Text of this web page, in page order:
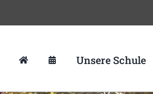
Unsere Schule